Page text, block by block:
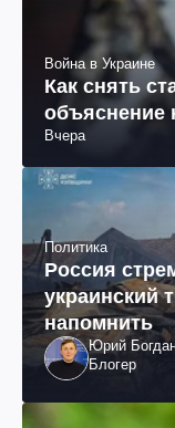
Война в Украине
Как снять
объяснение
Вчера
Политика
Россия
украинский
напомнить
Юрий
Блогер